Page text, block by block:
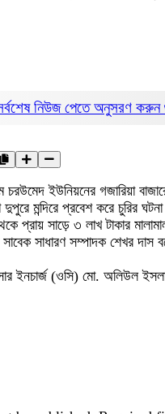
নিউজ পেতে অনুসরণ করুন
ইউনিয়নের গজারিয়া
দুপুরে মন্দিরে প্রবেশ করে চুরির
প্রায় সাড়ে ৩ লাখ টাকার
সাবেক সাধারণ সম্পাদক শেখর
ইনচার্জ (ওসি) মো. অলিউল